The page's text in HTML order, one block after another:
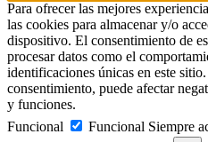
Para ofrecer las mejores
las cookies para almacenar y/o
dispositivo. El consentimiento de
procesar datos como el
identificaciones únicas en este
consentimiento, puede afectar
y funciones.
Funcional
Funcional Siempre